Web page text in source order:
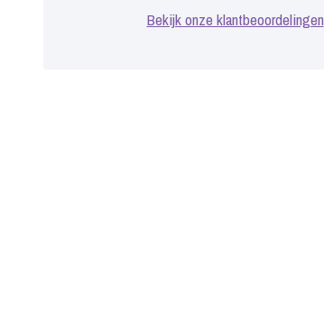
Bekijk onze klantbeoordelingen